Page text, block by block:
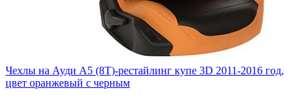
Чехлы на Ауди А5 (8Т)-рестайлинг купе 3D 2011-2016 год,
цвет оранжевый с черным